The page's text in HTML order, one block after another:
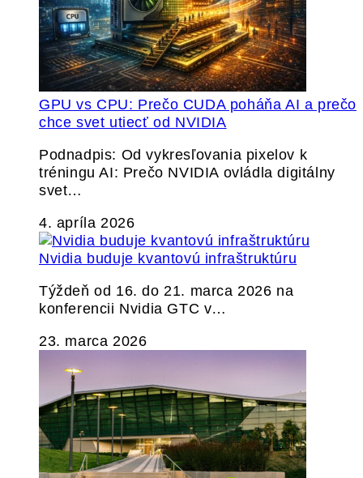
GPU vs CPU: Prečo CUDA poháňa AI a prečo
chce svet utiecť od NVIDIA
Podnadpis: Od vykresľovania pixelov k
tréningu AI: Prečo NVIDIA ovládla digitálny
svet…
4. apríla 2026
Nvidia buduje kvantovú infraštruktúru
Týždeň od 16. do 21. marca 2026 na
konferencii Nvidia GTC v…
23. marca 2026